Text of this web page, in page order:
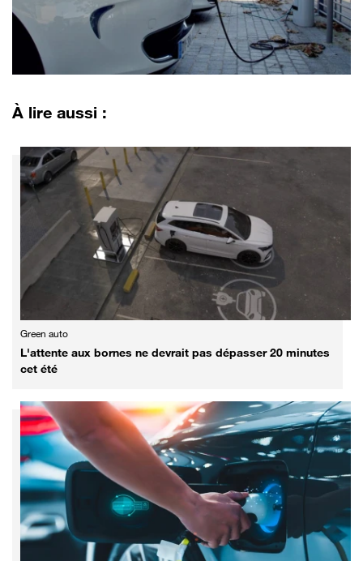
À lire aussi :
Green auto
L'attente aux bornes ne devrait pas dépasser 20 minutes
cet été